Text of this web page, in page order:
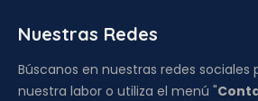
Nuestras Redes
Búscanos en nuestras redes sociales
nuestra labor o utiliza el menú "